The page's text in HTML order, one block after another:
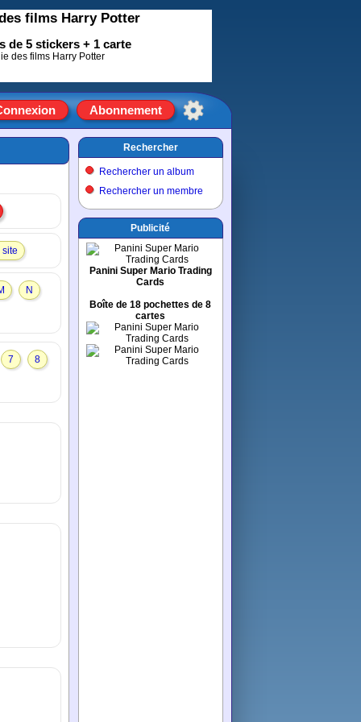
Abonnement
N
7 8
Rechercher
Rechercher un album
Rechercher un membre
Publicité
Panini Super Mario Trading
Cards
Boîte de 18 pochettes de 8
cartes
films Harry Potter
de 5 stickers + 1 carte